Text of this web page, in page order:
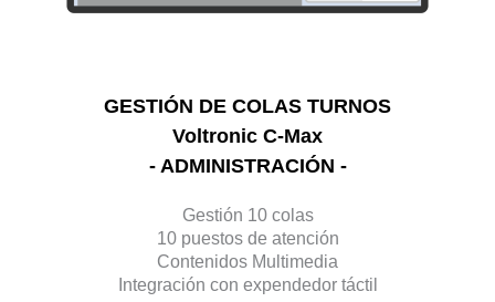
GESTIÓN DE COLAS TURNOS
Voltronic C-Max
- ADMINISTRACIÓN -
Gestión 10 colas
10 puestos de atención
Contenidos Multimedia
Integración con expendedor táctil